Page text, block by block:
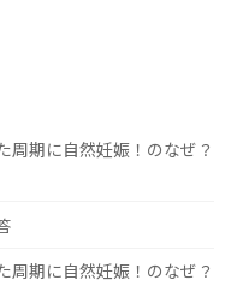
周期に自然妊娠！のなぜ？
周期に自然妊娠！のなぜ？